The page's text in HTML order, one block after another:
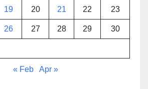
19 20 21 22 23
26 27 28 29 30
« Feb Apr »